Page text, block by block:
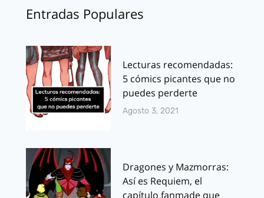
Entradas Populares
Lecturas recomendadas:
5 cómics picantes que no
puedes perderte
Agosto 3, 2021
Dragones y Mazmorras:
Así es Requiem, el
capítulo fanmade que